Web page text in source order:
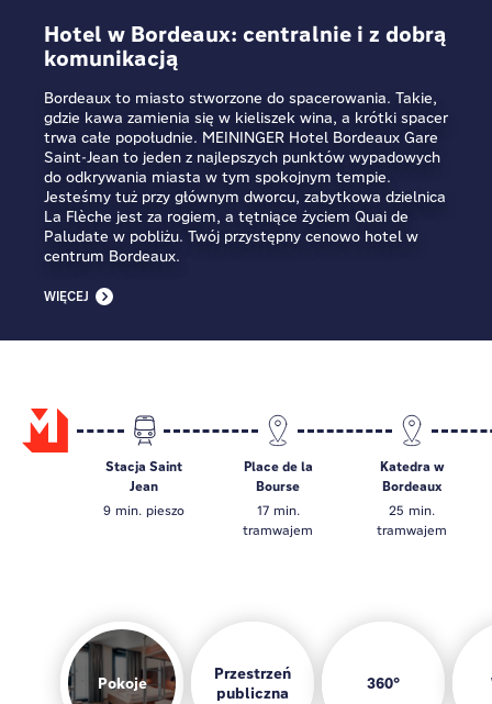
Hotel w Bordeaux: centralnie i z dobrą
komunikacją
Bordeaux to miasto stworzone do spacerowania. Takie,
gdzie kawa zamienia się w kieliszek wina, a krótki spacer
trwa całe popołudnie. MEININGER Hotel Bordeaux Gare
Saint-Jean to jeden z najlepszych punktów wypadowych
do odkrywania miasta w tym spokojnym tempie.
Jesteśmy tuż przy głównym dworcu, zabytkowa dzielnica
La Flèche jest za rogiem, a tętniące życiem Quai de
Paludate w pobliżu. Twój przystępny cenowo hotel w
centrum Bordeaux.
WIĘCEJ
Stacja Saint
Jean
9 min. pieszo
Place de la
Bourse
17 min.
tramwajem
Katedra w
Bordeaux
25 min.
tramwajem
Pokoje
Przestrzeń
publiczna
360°